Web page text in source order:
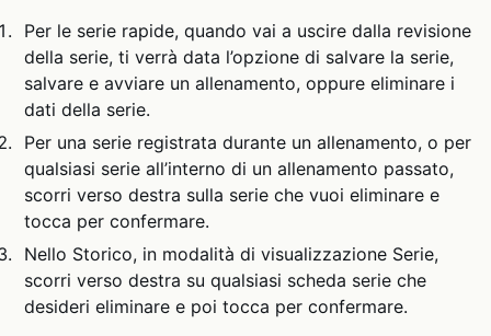
Per le serie rapide, quando vai a uscire dalla revisione
della serie, ti verrà data l’opzione di salvare la serie,
salvare e avviare un allenamento, oppure eliminare i
dati della serie.
Per una serie registrata durante un allenamento, o per
qualsiasi serie all’interno di un allenamento passato,
scorri verso destra sulla serie che vuoi eliminare e
tocca per confermare.
Nello Storico, in modalità di visualizzazione Serie,
scorri verso destra su qualsiasi scheda serie che
desideri eliminare e poi tocca per confermare.